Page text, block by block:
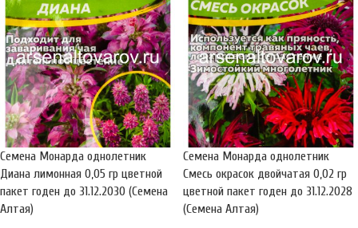
Семена Монарда однолетник
Диана лимонная 0,05 гр цветной
пакет годен до 31.12.2030 (Семена
Алтая)
Семена Монарда однолетник
Смесь окрасок двойчатая 0,02 гр
цветной пакет годен до 31.12.2028
(Семена Алтая)